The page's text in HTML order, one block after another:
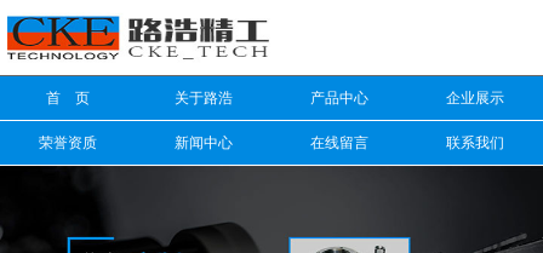
首 页 关于路浩 产品中心 企业展示
荣誉资质 新闻中心 在线留言 联系我们
信息搜索